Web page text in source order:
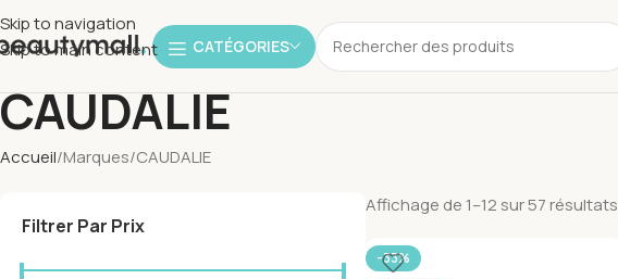
Skip to navigation
Skip to main content
CATÉGORIES
CAUDALIE
Accueil Marques CAUDALIE
Filtrer Par Prix
Affichage de 1–12 sur 57 résultats
-33%